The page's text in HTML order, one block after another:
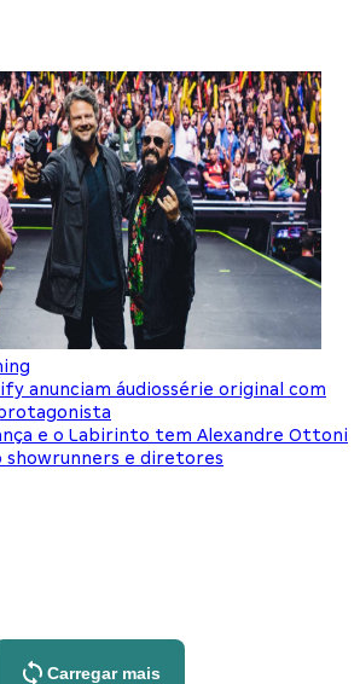
anunciam áudiossérie original com
e o Labirinto tem Alexandre Ottoni
showrunners e diretores
Carregar mais